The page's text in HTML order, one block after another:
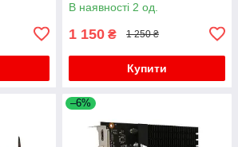
В наявності 2 од.
1 150 ₴ 1 250 ₴
Купити
–6%